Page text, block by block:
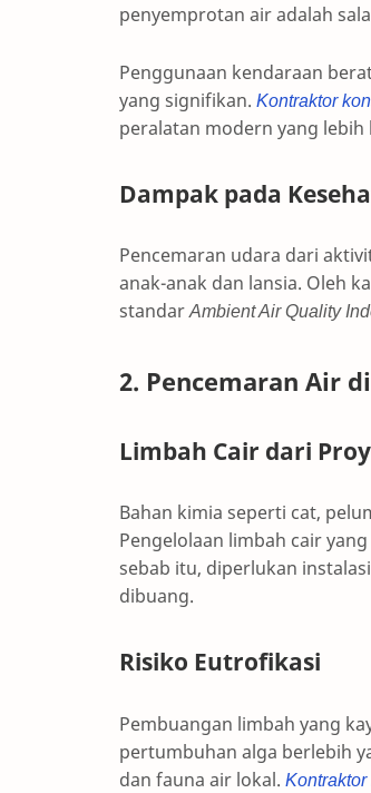
penyemprotan air adalah
Penggunaan kendaraan
yang signifikan. Kontraktor
peralatan modern yang
Dampak pada
Pencemaran udara dari
anak-anak dan lansia. Oleh
standarAmbient Air Quality
2. Pencemaran Air
Limbah Cair dari
Bahan kimia seperti cat,
Pengelolaan limbah cair
sebab itu, diperlukan instalasi
dibuang.
Risiko Eutrofikasi
Pembuangan limbah yang
pertumbuhan alga berlebih
dan fauna air lokal.